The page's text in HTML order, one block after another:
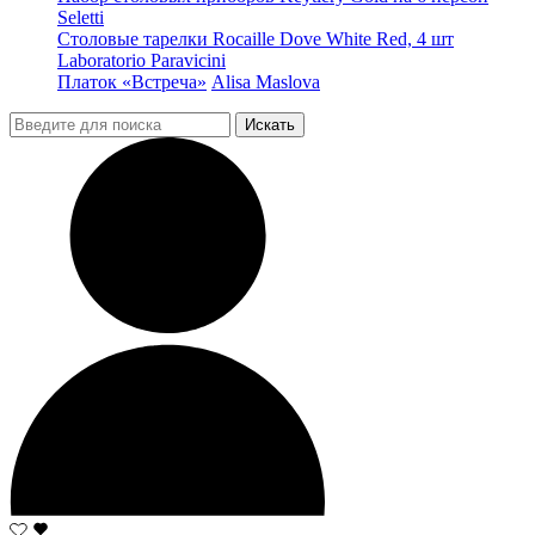
Seletti
Столовые тарелки Rocaille Dove White Red, 4 шт
Laboratorio Paravicini
Платок «Встреча» Alisa Maslova